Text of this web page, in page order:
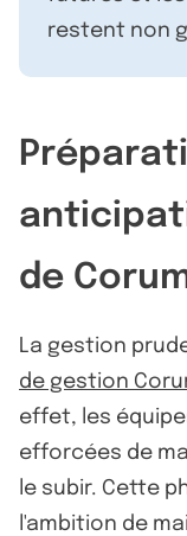
restent non
de
La gestion
de gestion
effet, les
efforcées de
le subir. Cette
l'ambition de